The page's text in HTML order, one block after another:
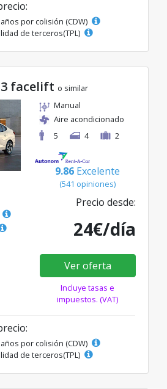
por colisión (CDW)
de terceros(TPL)
3 facelift o similar
Manual
Aire acondicionado
5
4 2
9.86 Excelente
(541 opiniones)
Precio desde:
24€/día
Ver oferta
Incluye tasas e
impuestos. (VAT)
por colisión (CDW)
de terceros(TPL)